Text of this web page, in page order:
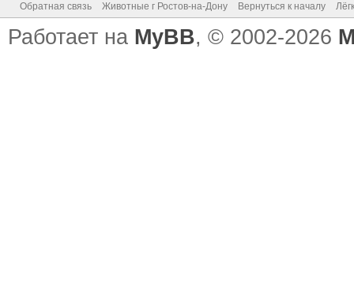
Обратная связь Животные г Ростов-на-Дону Вернуться к началу
Работает на MyBB, © 2002-2026